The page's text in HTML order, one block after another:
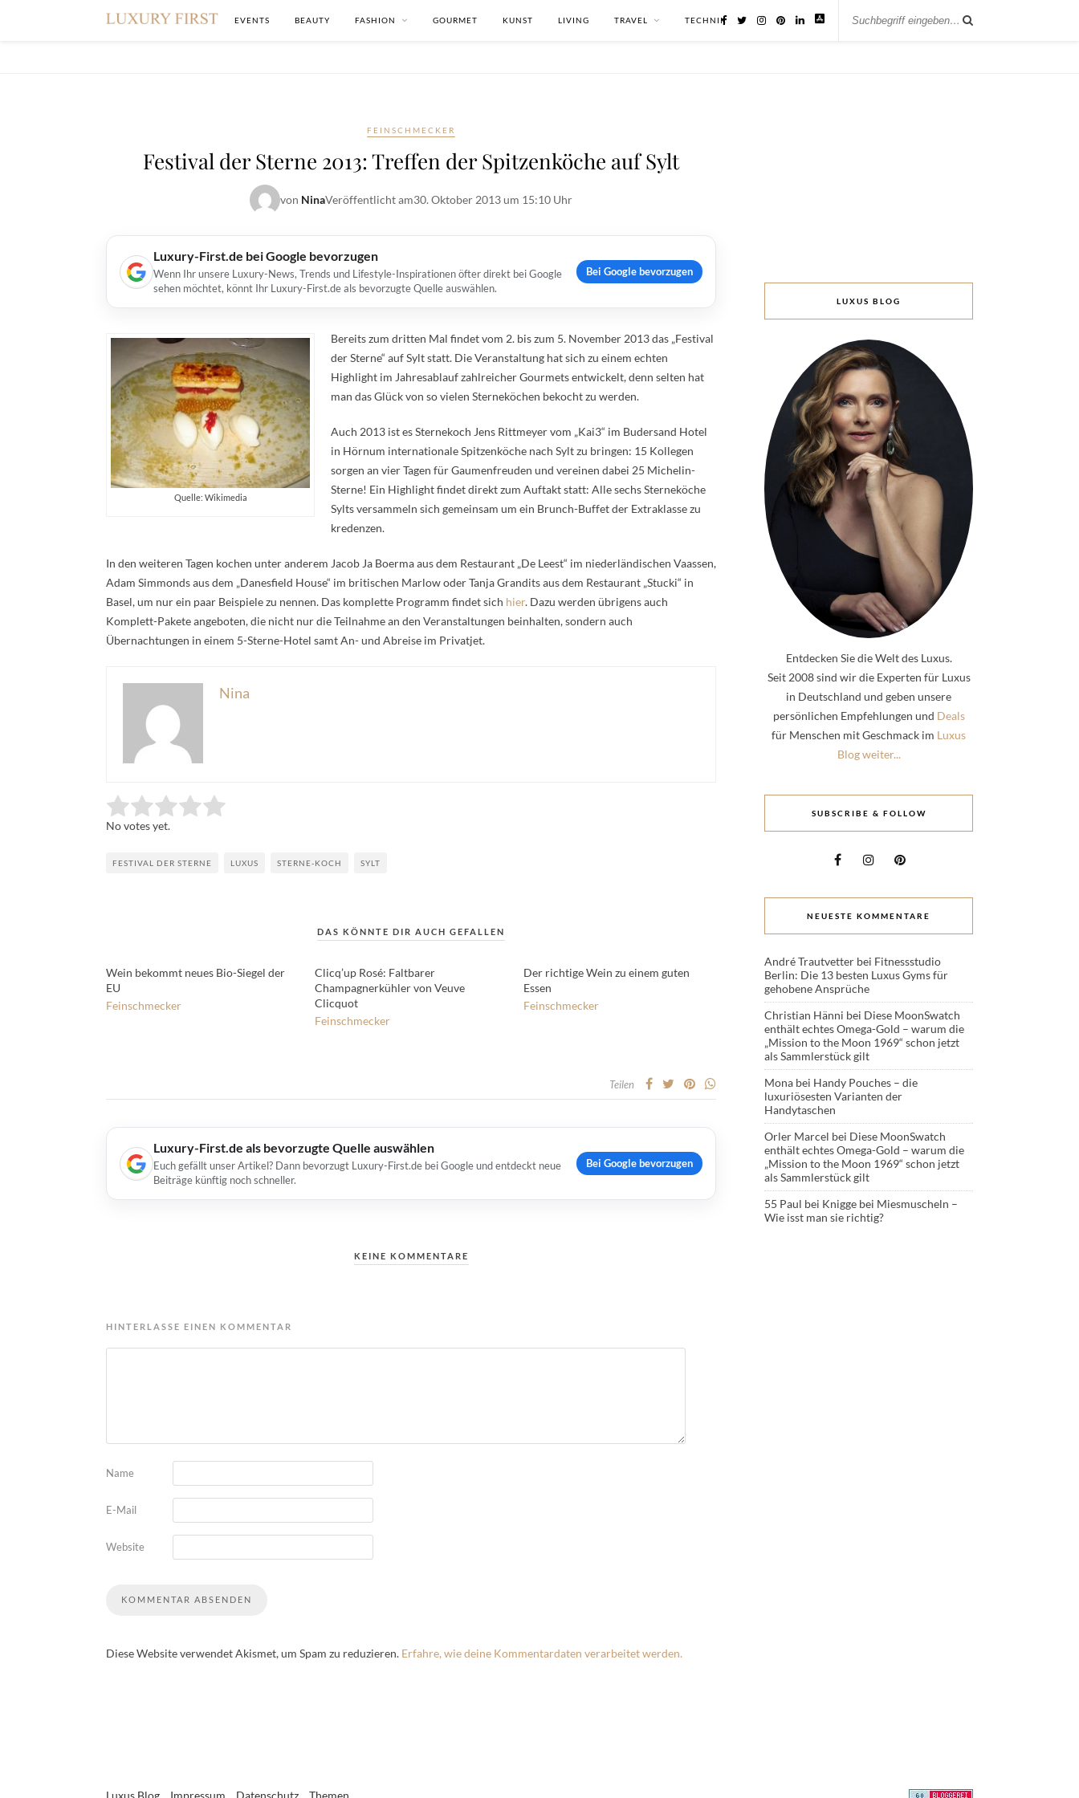
EVENTS BEAUTY FASHION GOURMET KUNST LIVING TRAVEL TECHNIK
FEINSCHMECKER
Festival der Sterne 2013: Treffen der Spitzenköche auf Sylt
von NinaVeröffentlicht am30. Oktober 2013 um 15:10 Uhr
Luxury-First.de bei Google bevorzugen
Wenn Ihr unsere Luxury-News, Trends und Lifestyle-Inspirationen öfter direkt bei Google
sehen möchtet, könnt Ihr Luxury-First.de als bevorzugte Quelle auswählen.
Bei Google bevorzugen
Quelle: Wikimedia
Bereits zum dritten Mal findet vom 2. bis zum 5. November 2013 das „Festival
der Sterne“ auf Sylt statt. Die Veranstaltung hat sich zu einem echten
Highlight im Jahresablauf zahlreicher Gourmets entwickelt, denn selten hat
man das Glück von so vielen Sterneköchen bekocht zu werden.
Auch 2013 ist es Sternekoch Jens Rittmeyer vom „Kai3“ im Budersand Hotel
in Hörnum internationale Spitzenköche nach Sylt zu bringen: 15 Kollegen
sorgen an vier Tagen für Gaumenfreuden und vereinen dabei 25 Michelin-
Sterne! Ein Highlight findet direkt zum Auftakt statt: Alle sechs Sterneköche
Sylts versammeln sich gemeinsam um ein Brunch-Buffet der Extraklasse zu
kredenzen.
In den weiteren Tagen kochen unter anderem Jacob Ja Boerma aus dem Restaurant „De Leest“ im niederländischen Vaassen,
Adam Simmonds aus dem „Danesfield House“ im britischen Marlow oder Tanja Grandits aus dem Restaurant „Stucki“ in
Basel, um nur ein paar Beispiele zu nennen. Das komplette Programm findet sich hier. Dazu werden übrigens auch
Komplett-Pakete angeboten, die nicht nur die Teilnahme an den Veranstaltungen beinhalten, sondern auch
Übernachtungen in einem 5-Sterne-Hotel samt An- und Abreise im Privatjet.
Nina
Rate this item: Submit Rating
No votes yet.
FESTIVAL DER STERNE LUXUS STERNE-KOCH SYLT
DAS KÖNNTE DIR AUCH GEFALLEN
Wein bekommt neues Bio-Siegel der
EU
Feinschmecker
Clicq’up Rosé: Faltbarer
Champagnerkühler von Veuve
Clicquot
Feinschmecker
Der richtige Wein zu einem guten
Essen
Feinschmecker
Teilen
Luxury-First.de als bevorzugte Quelle auswählen
Euch gefällt unser Artikel? Dann bevorzugt Luxury-First.de bei Google und entdeckt neue
Beiträge künftig noch schneller.
Bei Google bevorzugen
KEINE KOMMENTARE
HINTERLASSE EINEN KOMMENTAR
Name
E-Mail
Website
Diese Website verwendet Akismet, um Spam zu reduzieren. Erfahre, wie deine Kommentardaten verarbeitet werden.
LUXUS BLOG
Entdecken Sie die Welt des Luxus.
Seit 2008 sind wir die Experten für Luxus
in Deutschland und geben unsere
persönlichen Empfehlungen und Deals
für Menschen mit Geschmack im Luxus
Blog weiter...
SUBSCRIBE & FOLLOW
NEUESTE KOMMENTARE
André Trautvetter bei Fitnessstudio
Berlin: Die 13 besten Luxus Gyms für
gehobene Ansprüche
Christian Hänni bei Diese MoonSwatch
enthält echtes Omega-Gold – warum die
„Mission to the Moon 1969“ schon jetzt
als Sammlerstück gilt
Mona bei Handy Pouches – die
luxuriösesten Varianten der
Handytaschen
Orler Marcel bei Diese MoonSwatch
enthält echtes Omega-Gold – warum die
„Mission to the Moon 1969“ schon jetzt
als Sammlerstück gilt
55 Paul bei Knigge bei Miesmuscheln –
Wie isst man sie richtig?
Luxus Blog Impressum Datenschutz Themen